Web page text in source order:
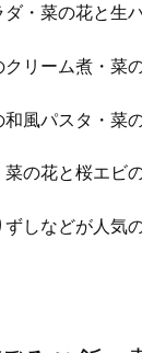
ダ・菜の花と生
クリーム煮・菜
和風パスタ・菜
菜の花と桜エビ
しなどが人気